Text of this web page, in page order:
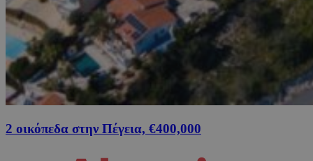
2 οικόπεδα στην Πέγεια, €400,000